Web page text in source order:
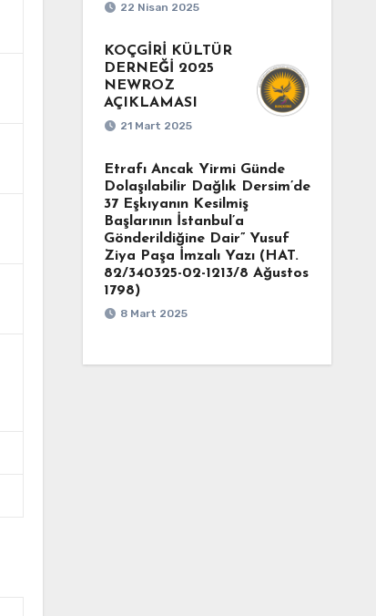
22 Nisan 2025
KOÇGİRİ KÜLTÜR
DERNEĞİ 2025
NEWROZ
AÇIKLAMASI
21 Mart 2025
Etrafı Ancak Yirmi Günde
Dolaşılabilir Dağlık Dersim’de
37 Eşkıyanın Kesilmiş
Başlarının İstanbul’a
Gönderildiğine Dair” Yusuf
Ziya Paşa İmzalı Yazı (HAT.
82/340325-02-1213/8 Ağustos
1798)
8 Mart 2025